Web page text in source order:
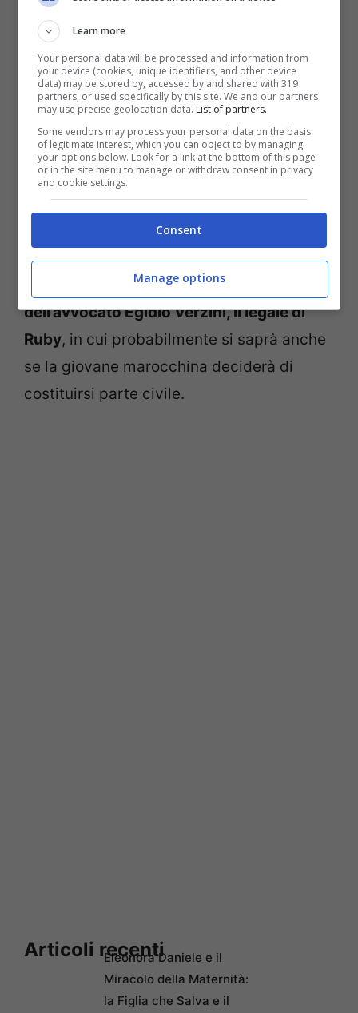
visto il non deposito di alcuni atti, tra i
quali alcuni verbali.
L’udienza preliminare riprenderà ora
mercoledì con gli interventi dei difensori
di Nicole Minetti, al termine dei quali il
giudice ha annunciato che chiederà un
rinvio a settembre per la replica delle parti
e per la decisione: la data precisa si saprà
nei prossimi giorni.Venerdì 22 luglio è
invece attesa la conferenza stampa
dell’avvocato Egidio Verzini, il legale di
Ruby, in cui probabilmente si saprà anche
se la giovane marocchina deciderà di
costituirsi parte civile.
Articoli recentiEleonora Daniele e il
Miracolo della Maternità:
la Figlia che Salva e il
Learn more
Your personal data will be processed and information from
your device (cookies, unique identifiers, and other device
data) may be stored by, accessed by and shared with 319
partners, or used specifically by this site. We and our partners
may use precise geolocation data. List of partners.
Some vendors may process your personal data on the basis
of legitimate interest, which you can object to by managing
your options below. Look for a link at the bottom of this page
or in the site menu to manage or withdraw consent in privacy
and cookie settings.
Consent
Manage options